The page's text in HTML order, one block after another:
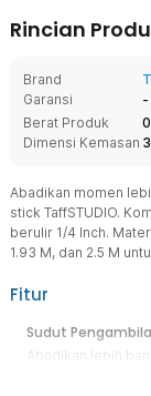
Rincian
Brand
Garansi
-
Berat Produk
Dimensi Kemasan
Abadikan momen
stick TaffSTUDIO.
berulir 1/4 Inch.
1.93 M, dan 2.5 M
Fitur
Sudut
Abadikan lebih